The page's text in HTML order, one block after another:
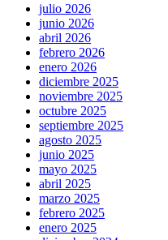
julio 2026
junio 2026
abril 2026
febrero 2026
enero 2026
diciembre 2025
noviembre 2025
octubre 2025
septiembre 2025
agosto 2025
junio 2025
mayo 2025
abril 2025
marzo 2025
febrero 2025
enero 2025